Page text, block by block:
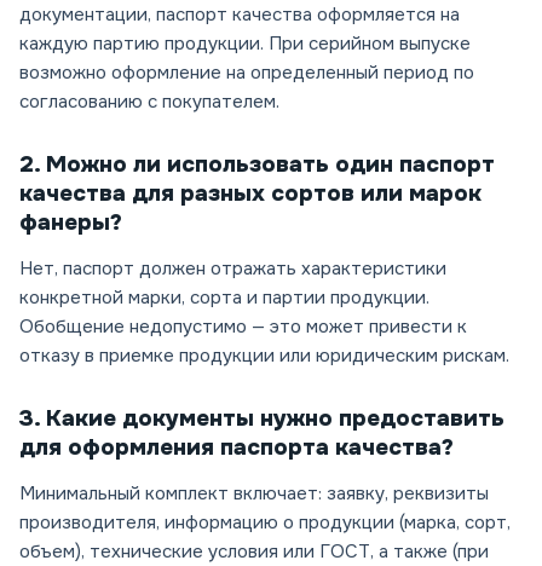
документации, паспорт качества оформляется на
каждую партию продукции. При серийном выпуске
возможно оформление на определенный период по
согласованию с покупателем.
2. Можно ли использовать один паспорт
качества для разных сортов или марок
фанеры?
Нет, паспорт должен отражать характеристики
конкретной марки, сорта и партии продукции.
Обобщение недопустимо — это может привести к
отказу в приемке продукции или юридическим рискам.
3. Какие документы нужно предоставить
для оформления паспорта качества?
Минимальный комплект включает: заявку, реквизиты
производителя, информацию о продукции (марка, сорт,
объем), технические условия или ГОСТ, а также (при